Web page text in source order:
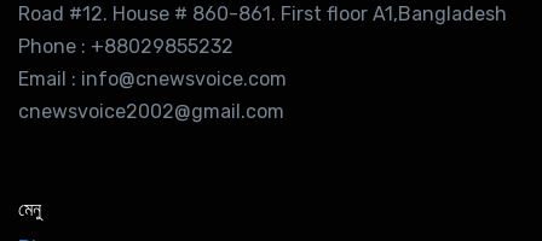
Road #12. House # 860-861. First floor A1,Bangladesh
Phone : +88029855232
Email : info@cnewsvoice.com
cnewsvoice2002@gmail.com
মেনু